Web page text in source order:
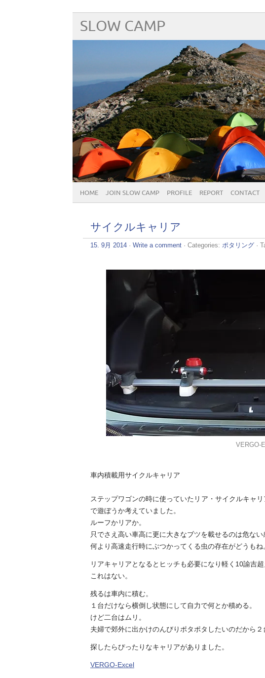
SLOW CAMP
HOME JOIN SLOW CAMP PROFILE REPORT CONTACT
サイクルキャリア
15. 9月 2014 · Write a comment · Categories: ポタリング ·
VERGO-
車内積載用サイクルキャリア
ステップワゴンの時に使っていたリア・サイクルキャ
で遊ぼうか考えていました。
ルーフかリアか。
只でさえ高い車高に更に大きなブツを載せるのは危ない
何より高速走行時にぶつかってくる虫の存在がどうもね
リアキャリアとなるとヒッチも必要になり軽く10諭吉超
これはない。
残るは車内に積む。
１台だけなら横倒し状態にして自力で何とか積める。
けど二台はムリ。
夫婦で郊外に出かけのんびりポタポタしたいのだから２
探したらぴったりなキャリアがありました。
VERGO-Excel